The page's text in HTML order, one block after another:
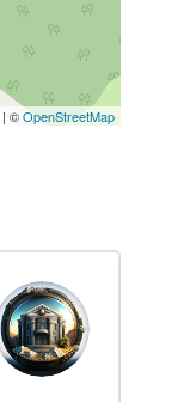
| ©OpenStreetMap